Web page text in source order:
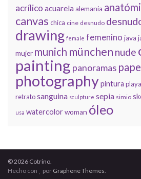
acrílico acuarela alemania
canvas chica cine desnudo
drawing female femenino java
mujer munich münchen nude
painting panoramas
photographypintura playa
retratosanguina sculpture sepia simio
usa watercolorwoman óleo
© 2026 Cotrino.
Hecho con
por Graphene Themes